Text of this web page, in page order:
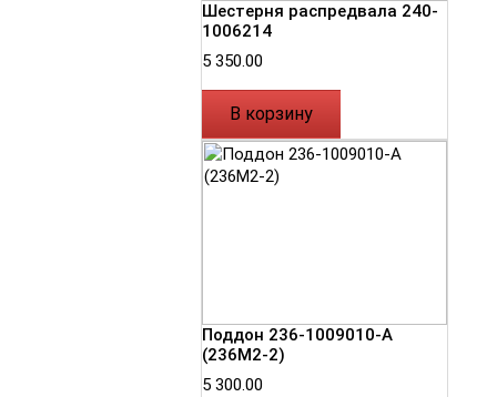
Шестерня распредвала 240-
1006214
5 350.00
В корзину
Поддон 236-1009010-А
(236М2-2)
5 300.00